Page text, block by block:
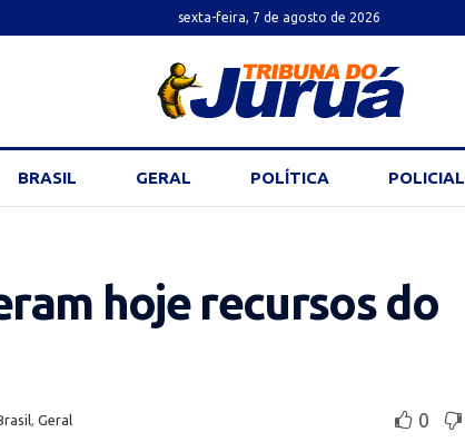
sexta-feira, 7 de agosto de 2026
BRASIL GERAL POLÍTICA POLICIAL
hoje recursos do
Geral 0